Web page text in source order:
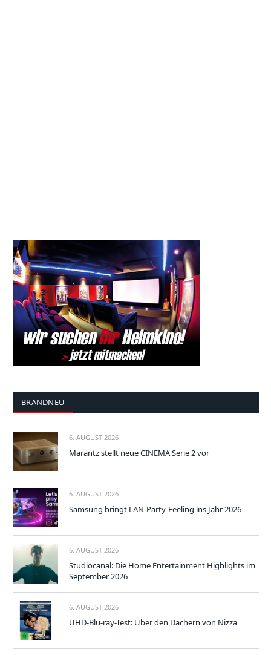
BRANDNEU
6. AUGUST 2026
Marantz stellt neue CINEMA Serie 2 vor
6. AUGUST 2026
Samsung bringt LAN-Party-Feeling ins Jahr 2026
6. AUGUST 2026
Studiocanal: Die Home Entertainment Highlights im
September 2026
6. AUGUST 2026
UHD-Blu-ray-Test: Über den Dächern von Nizza